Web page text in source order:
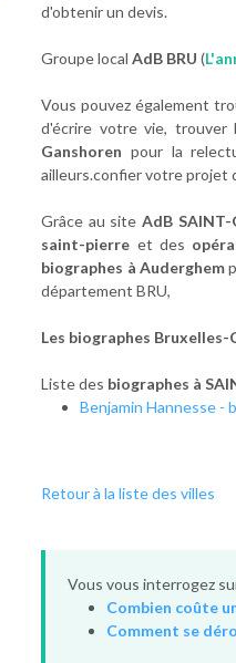
d'obtenir un devis.
Groupe localAdB BRU (
Vous pouvez également
d'écrire votre vie, trouver
Ganshoren pour la
ailleurs.confier votre projet
Grâce au siteAdB SAINT-
saint-pierre et des
biographes à Auderghem
département BRU,
Les biographes
Liste des biographes à
Benjamin Hannesse -
Retour à la liste des villes
Vous vous interrogez
Combien coûte
Comment se